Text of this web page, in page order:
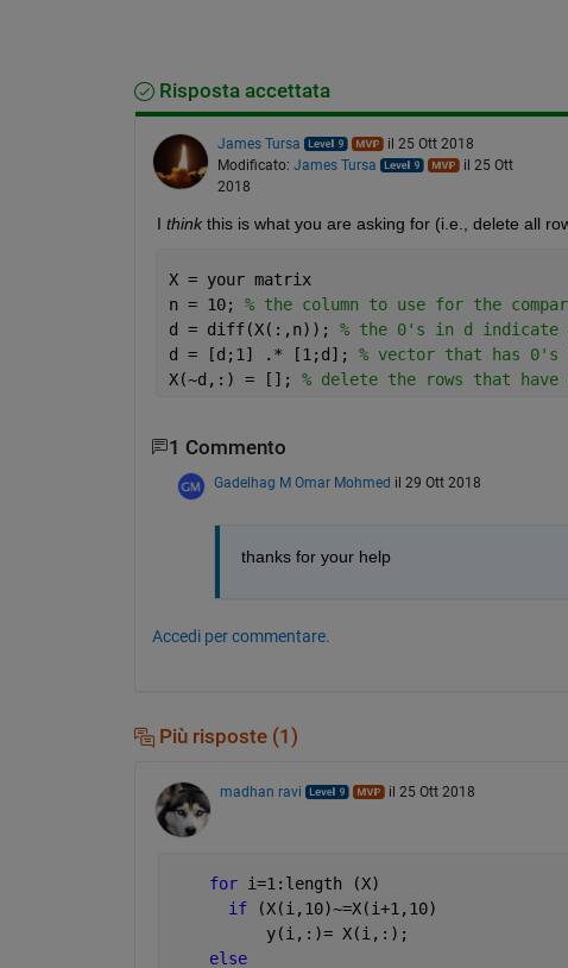
Risposta accettata
James Tursa
il 25 Ott 2018
Modificato: James Tursa
il 25 Ott
2018
I think this is what you are asking for (i.e., delete all
X = your matrix
n = 10; % the column to use for the
d = diff(X(:,n)); % the 0's in d indicate
d = [d;1] .* [1;d]; % vector that has
X(~d,:) = []; % delete the rows that
1 Commento
Gadelhag M Omar Mohmed il 29 Ott 2018
thanks for your help
Accedi per commentare.
Più risposte (1)
madhan ravi il 25 Ott 2018
for i=1:length (X)
if
(X(i,10)~=X(i+1,10)
          y(i,:)= X(i,:);
else